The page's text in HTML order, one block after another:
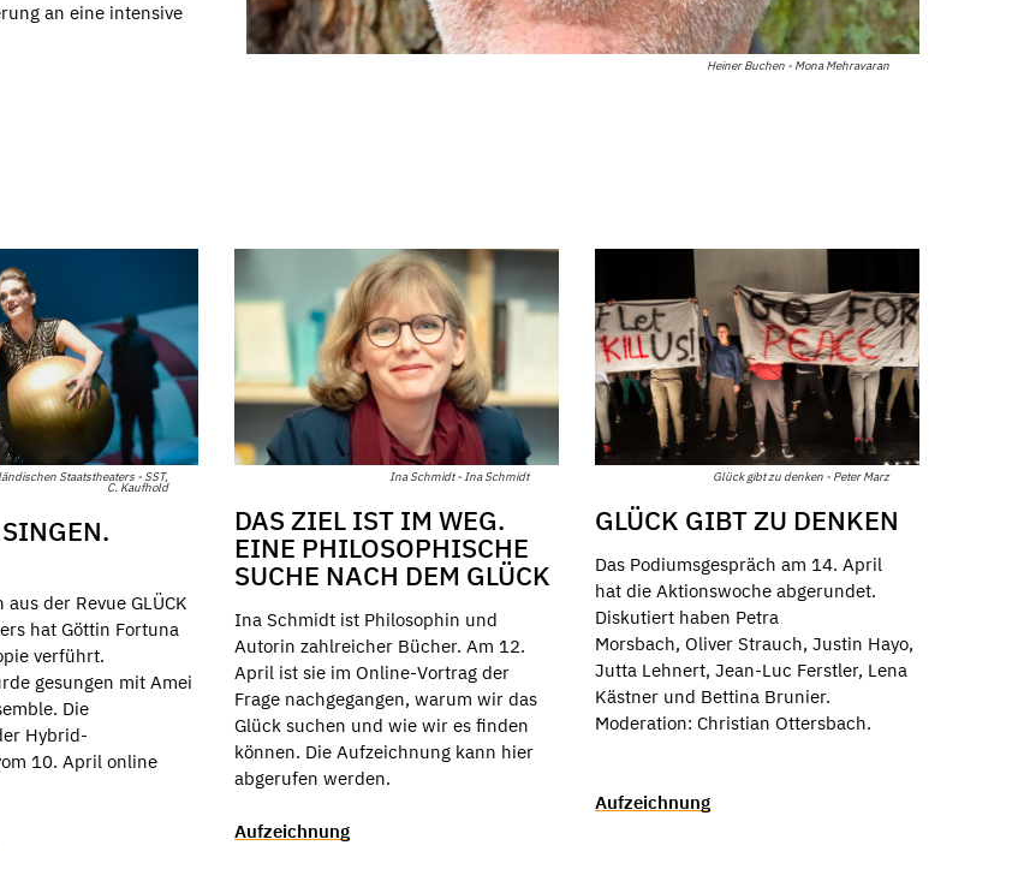
Heiner Buchen - Mona Mehravaran
an eine intensive
Staatstheaters - SST,
C. Kaufhold
der Revue GLÜCK
hat Göttin Fortuna
verführt.
gesungen mit Amei
Die
Hybrid-
10. April online
Ina Schmidt - Ina Schmidt
DAS ZIEL IST IM WEG.
EINE PHILOSOPHISCHE
SUCHE NACH DEM GLÜCK
Ina Schmidt ist Philosophin und
Autorin zahlreicher Bücher. Am 12.
April ist sie im Online-Vortrag der
Frage nachgegangen, warum wir das
Glück suchen und wie wir es finden
können. Die Aufzeichnung kann hier
abgerufen werden.
Aufzeichnung
Glück gibt zu denken - Peter Marz
GLÜCK GIBT ZU DENKEN
Das Podiumsgespräch am 14. April
hat die Aktionswoche abgerundet.
Diskutiert haben Petra
Morsbach, Oliver Strauch, Justin Hayo,
Jutta Lehnert, Jean-Luc Ferstler, Lena
Kästner und Bettina Brunier.
Moderation: Christian Ottersbach.
Aufzeichnung